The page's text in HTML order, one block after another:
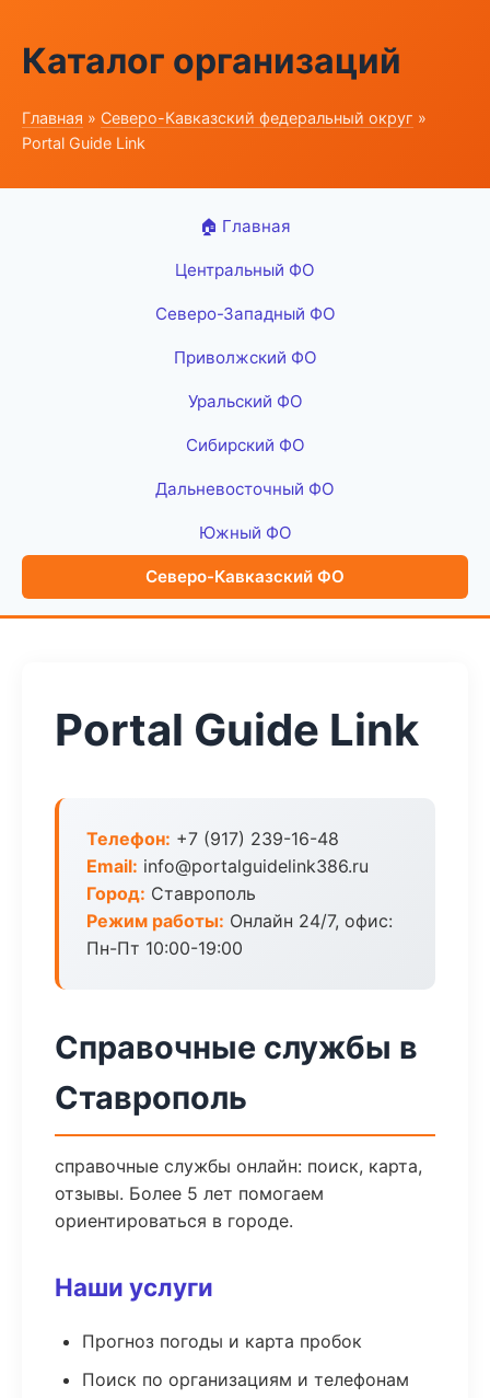
Каталог организаций
Главная » Северо-Кавказский федеральный округ »
Portal Guide Link
🏠 Главная
Центральный ФО
Северо-Западный ФО
Приволжский ФО
Уральский ФО
Сибирский ФО
Дальневосточный ФО
Южный ФО
Северо-Кавказский ФО
Portal Guide Link
Телефон: +7 (917) 239-16-48
Email: info@portalguidelink386.ru
Город: Ставрополь
Режим работы: Онлайн 24/7, офис:
Пн-Пт 10:00-19:00
Справочные службы в
Ставрополь
справочные службы онлайн: поиск, карта,
отзывы. Более 5 лет помогаем
ориентироваться в городе.
Наши услуги
Прогноз погоды и карта пробок
Поиск по организациям и телефонам